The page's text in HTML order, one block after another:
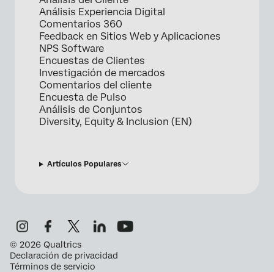
Análisis Experiencia Digital
Comentarios 360
Feedback en Sitios Web y Aplicaciones
NPS Software
Encuestas de Clientes
Investigación de mercados
Comentarios del cliente
Encuesta de Pulso
Análisis de Conjuntos
Diversity, Equity & Inclusion (EN)
Artículos Populares
© 2026 Qualtrics
Declaración de privacidad
Términos de servicio